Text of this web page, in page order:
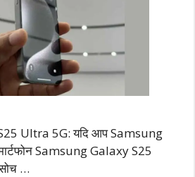
Ultra 5G: यदि आप Samsung
Samsung Galaxy S25
…